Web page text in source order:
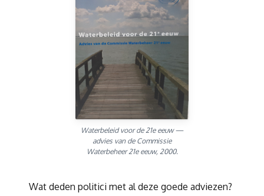
Waterbeleid voor de 21e eeuw —
advies van de Commissie
Waterbeheer 21e eeuw, 2000.
Wat deden politici met al deze goede adviezen?